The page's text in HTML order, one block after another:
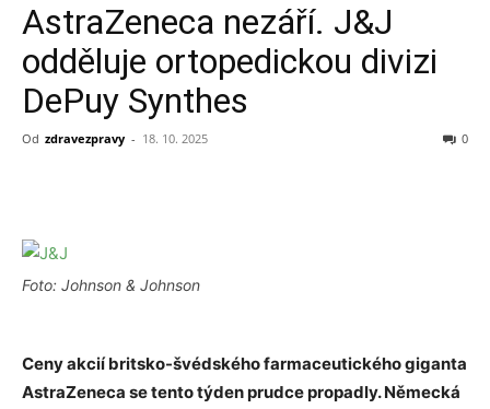
AstraZeneca nezáří. J&J
odděluje ortopedickou divizi
DePuy Synthes
Od zdravezpravy - 18. 10. 2025 0
Foto: Johnson & Johnson
Ceny akcií britsko-švédského farmaceutického giganta
AstraZeneca se tento týden prudce propadly. Německá